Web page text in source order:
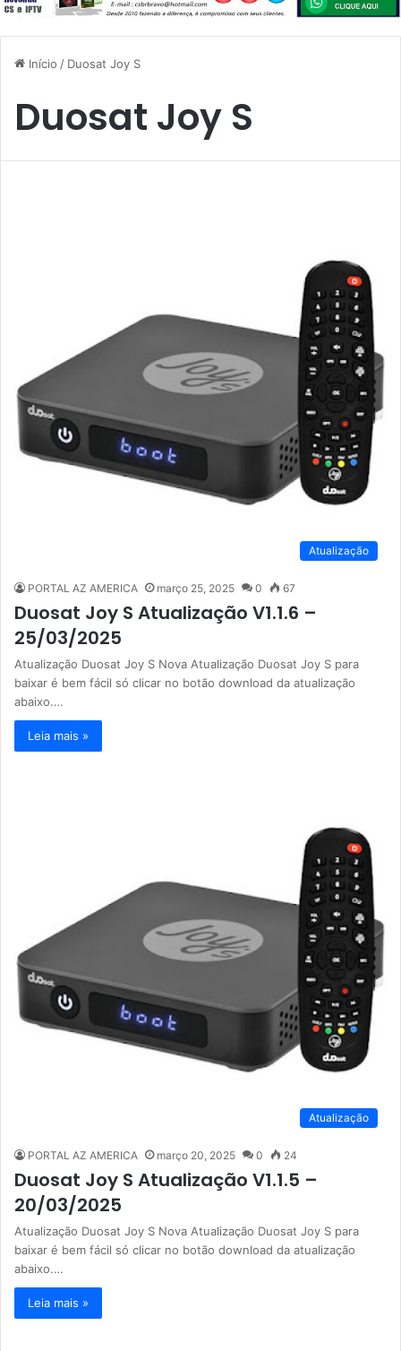
Início / Duosat Joy S
Duosat Joy S
Atualização
PORTAL AZ AMERICA março 25, 2025 0 67
Duosat Joy S Atualização V1.1.6 –
25/03/2025
Atualização Duosat Joy S Nova Atualização Duosat Joy S para
baixar é bem fácil só clicar no botão download da atualização
abaixo.…
Leia mais »
Atualização
PORTAL AZ AMERICA março 20, 2025 0 24
Duosat Joy S Atualização V1.1.5 –
20/03/2025
Atualização Duosat Joy S Nova Atualização Duosat Joy S para
baixar é bem fácil só clicar no botão download da atualização
abaixo.…
Leia mais »